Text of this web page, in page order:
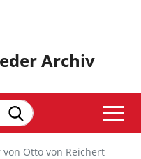
Archiv
von Otto von Reichert